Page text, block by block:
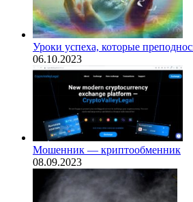
​Уроки успеха, которые
06.10.2023
Мошенник — криптообменник
08.09.2023